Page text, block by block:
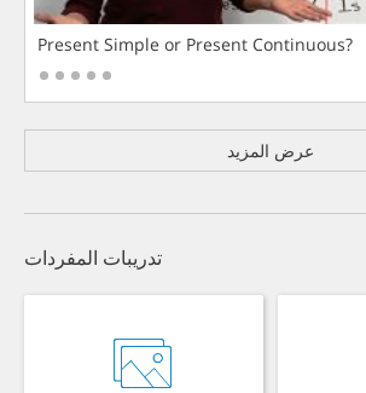
Present Simple or Present Continuous?
عرض المزيد
تدريبات المفردات